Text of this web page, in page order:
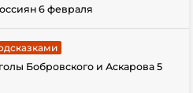
6 февраля
Бобровского и Аскарова 5